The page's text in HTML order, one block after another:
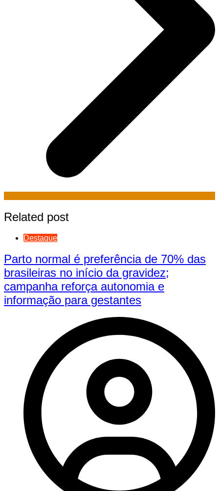
Related post
Destaque
Parto normal é preferência de 70% das
brasileiras no início da gravidez;
campanha reforça autonomia e
informação para gestantes